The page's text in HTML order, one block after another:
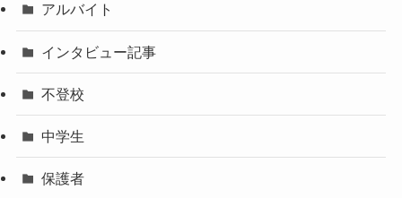
アルバイト
インタビュー記事
不登校
中学生
保護者